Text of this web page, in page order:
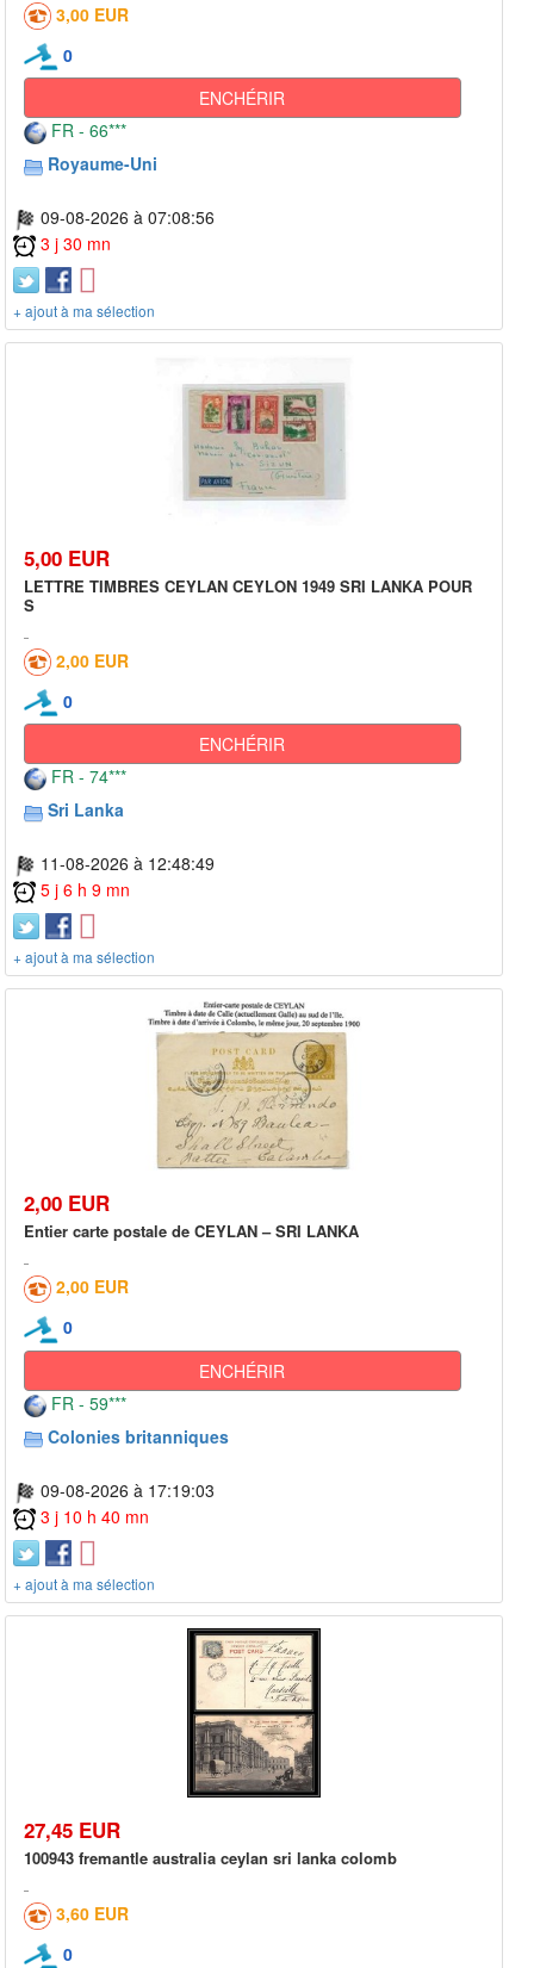
3,00 EUR
0
ENCHÉRIR
FR - 66***
Royaume-Uni
09-08-2026 à 07:08:56
3 j 30 mn
+ ajout à ma sélection
5,00 EUR
LETTRE TIMBRES CEYLAN CEYLON 1949 SRI LANKA POUR
S
2,00 EUR
0
ENCHÉRIR
FR - 74***
Sri Lanka
11-08-2026 à 12:48:49
5 j 6 h 9 mn
+ ajout à ma sélection
2,00 EUR
Entier carte postale de CEYLAN – SRI LANKA
2,00 EUR
0
ENCHÉRIR
FR - 59***
Colonies britanniques
09-08-2026 à 17:19:03
3 j 10 h 40 mn
+ ajout à ma sélection
27,45 EUR
100943 fremantle australia ceylan sri lanka colomb
3,60 EUR
0